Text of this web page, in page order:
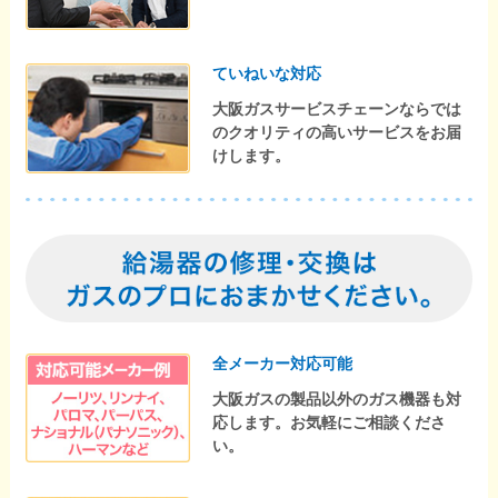
ていねいな対応
大阪ガスサービスチェーンならでは
のクオリティの高いサービスをお届
けします。
全メーカー対応可能
大阪ガスの製品以外のガス機器も対
応します。お気軽にご相談くださ
い。